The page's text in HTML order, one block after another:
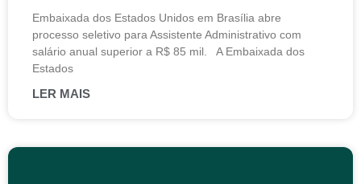
Embaixada dos Estados Unidos em Brasília abre
processo seletivo para Assistente Administrativo com
salário anual superior a R$ 85 mil. A Embaixada dos
Estados
LER MAIS